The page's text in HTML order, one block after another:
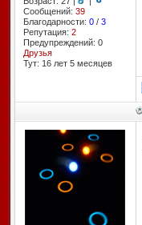
Сообщений: 39
Благодарности: 0/ 3
Репутация: 2
Предупреждений: 0
Друзья
Тут: 16 лет 5 месяцев